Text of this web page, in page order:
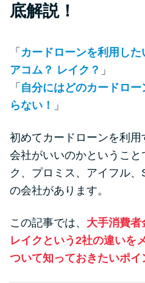
バレずに
便利なコンテンツ
カードロ
カードロ
特集ページ
底解説！
「 カードローンを利用し
アコム？ レイク？ 」
「 自分にはどのカードロ
らない！
」
初めてカードローンを利
会社がいいのかというこ
ク、プロミス、アイフル、
の会社があります。
この記事では、 大手消費者
レイクという2社の違いを
ついて知っておきたいポイ